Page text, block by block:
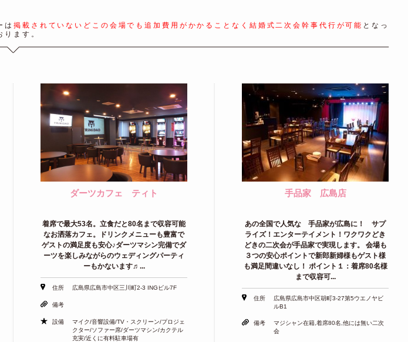
は 掲載されていないどこの会場でも追加費用がかかることなく結婚式二次会幹事代行が可能 となっ
ります。
ダーツカフェ ティト
着席で最大53名。立食だと80名まで収容可能
なお洒落カフェ。ドリンクメニューも豊富で
ゲストの満足度も安心♪ダーツマシン完備でダ
ーツを楽しみながらのウェディングパーティ
ーもかないます♬...
住所 広島県広島市中区三川町2-3 INGビル7F
備考
設備
マイク/音響設備/TV・スクリーン/プロジェ
クター/ソファー席/ダーツマシン/カクテル
充実/近くに有料駐車場有
手品家 広島店
あの全国で人気な 手品家が広島に！ サプ
ライズ！エンターテイメント！ワクワクどき
どきの二次会が手品家で実現します。 会場も
３つの安心ポイントで新郎新婦様もゲスト様
も満足間違いなし！ ポイント１：着席80名様
まで収容可...
住所
広島県広島市中区胡町3-27第5ウエノヤビ
ルB1
備考
マジシャン在籍,着席80名,他には無い二次
会